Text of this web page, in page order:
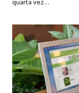
quarta vez…